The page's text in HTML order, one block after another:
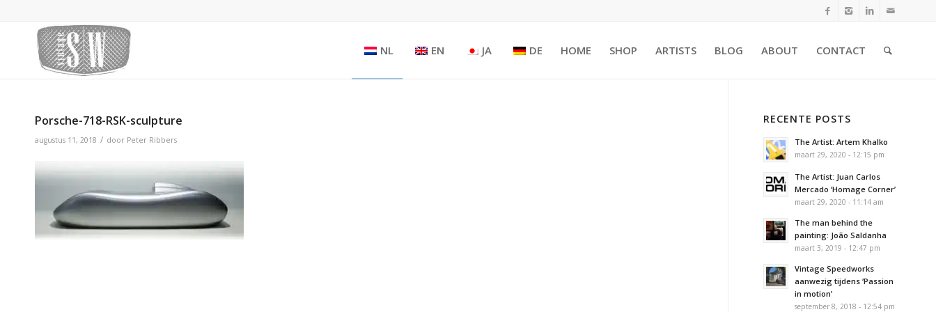
NL EN JA DE HOME SHOP ARTISTS BLOG ABOUT CONTACT
Porsche-718-RSK-sculpture
augustus 11, 2018 / door Peter Ribbers
RECENTE POSTS
The Artist: Artem Khalko
maart 29, 2020 - 12:15 pm
The Artist: Juan Carlos
Mercado ‘Homage Corner’
maart 29, 2020 - 11:14 am
The man behind the
painting: João Saldanha
maart 3, 2019 - 12:47 pm
Vintage Speedworks
aanwezig tijdens ‘Passion
in motion’
september 8, 2018 - 12:54 pm